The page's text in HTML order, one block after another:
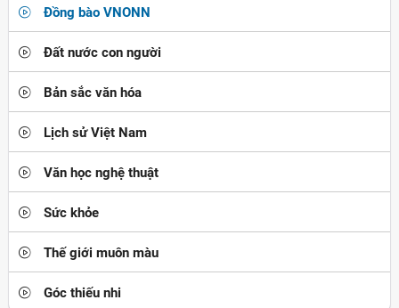
Đồng bào VNONN
Đất nước con người
Bản sắc văn hóa
Lịch sử Việt Nam
Văn học nghệ thuật
Sức khỏe
Thế giới muôn màu
Góc thiếu nhi